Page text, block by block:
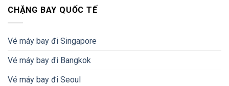
CHẶNG BAY QUỐC TẾ
Vé máy bay đi Singapore
Vé máy bay đi Bangkok
Vé máy bay đi Seoul